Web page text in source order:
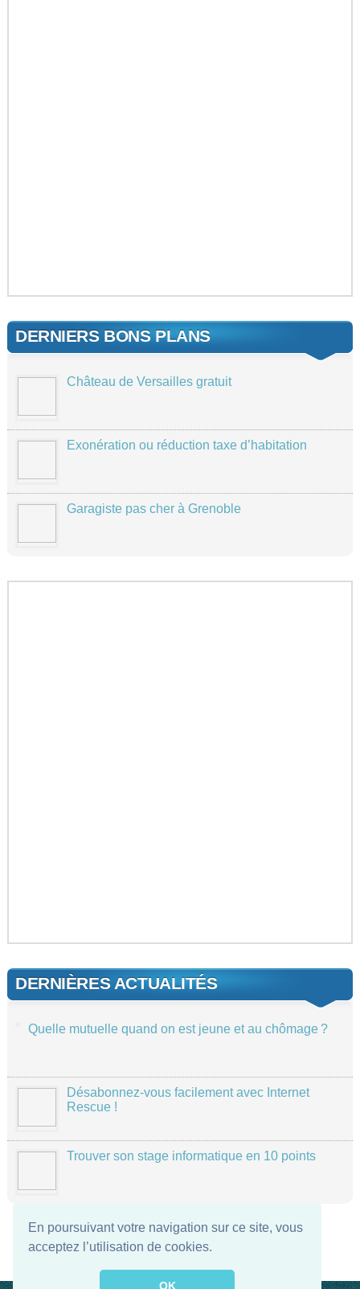
En poursuivant votre navigation sur ce site, vous
acceptez l’utilisation de cookies.
OK
DERNIERS BONS PLANS
Château de Versailles gratuit
Exonération ou réduction taxe d’habitation
Garagiste pas cher à Grenoble
DERNIÈRES ACTUALITÉS
Quelle mutuelle quand on est jeune et au chômage ?
Désabonnez-vous facilement avec Internet
Rescue !
Trouver son stage informatique en 10 points